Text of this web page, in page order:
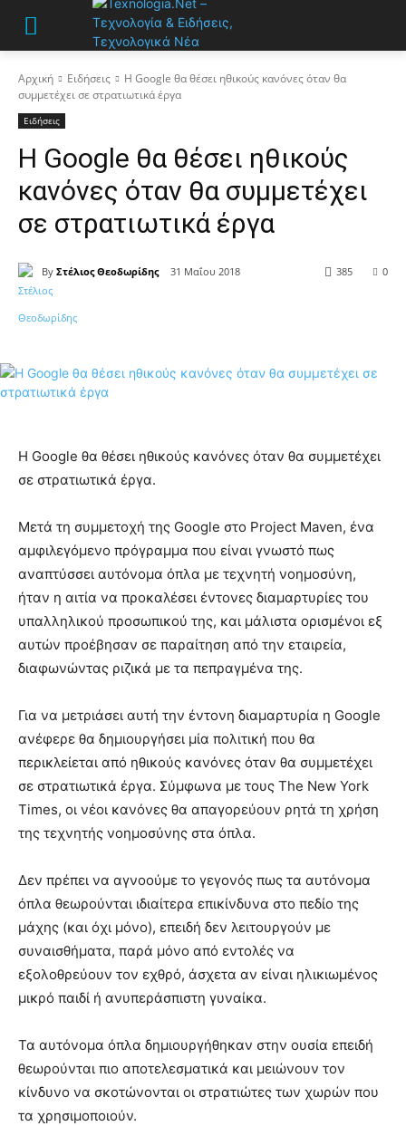
Αρχική Ειδήσεις
Η Google θα θέσει ηθικούς κανόνες όταν θα
συμμετέχει σε στρατιωτικά έργα
Ειδήσεις
Η Google θα θέσει ηθικούς
κανόνες όταν θα συμμετέχει
σε στρατιωτικά έργα
By Στέλιος Θεοδωρίδης 31 Μαΐου 2018 0
385
Η Google θα θέσει ηθικούς κανόνες όταν θα συμμετέχει
σε στρατιωτικά έργα.
Μετά τη συμμετοχή της Google στο Project Maven, ένα
αμφιλεγόμενο πρόγραμμα που είναι γνωστό πως
αναπτύσσει αυτόνομα όπλα με τεχνητή νοημοσύνη,
ήταν η αιτία να προκαλέσει έντονες διαμαρτυρίες του
υπαλληλικού προσωπικού της, και μάλιστα ορισμένοι εξ
αυτών προέβησαν σε παραίτηση από την εταιρεία,
διαφωνώντας ριζικά με τα πεπραγμένα της.
Για να μετριάσει αυτή την έντονη διαμαρτυρία η Google
ανέφερε θα δημιουργήσει μία πολιτική που θα
περικλείεται από ηθικούς κανόνες όταν θα συμμετέχει
σε στρατιωτικά έργα. Σύμφωνα με τους The New York
Times, οι νέοι κανόνες θα απαγορεύουν ρητά τη χρήση
της τεχνητής νοημοσύνης στα όπλα.
Δεν πρέπει να αγνοούμε το γεγονός πως τα αυτόνομα
όπλα θεωρούνται ιδιαίτερα επικίνδυνα στο πεδίο της
μάχης (και όχι μόνο), επειδή δεν λειτουργούν με
συναισθήματα, παρά μόνο από εντολές να
εξολοθρεύουν τον εχθρό, άσχετα αν είναι ηλικιωμένος
μικρό παιδί ή ανυπεράσπιστη γυναίκα.
Τα αυτόνομα όπλα δημιουργήθηκαν στην ουσία επειδή
θεωρούνται πιο αποτελεσματικά και μειώνουν τον
κίνδυνο να σκοτώνονται οι στρατιώτες των χωρών που
τα χρησιμοποιούν.